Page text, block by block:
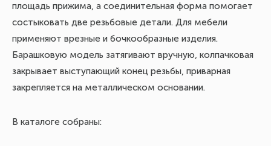
площадь прижима, а соединительная форма помогает
состыковать две резьбовые детали. Для мебели
применяют врезные и бочкообразные изделия.
Барашковую модель затягивают вручную, колпачковая
закрывает выступающий конец резьбы, приварная
закрепляется на металлическом основании.
В каталоге собраны: